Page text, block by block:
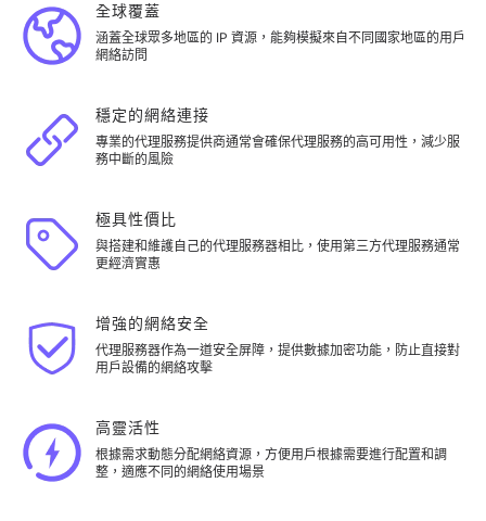
全球覆蓋
涵蓋全球眾多地區的 IP 資源，能夠模擬來自不同國家地區的用戶
網絡訪問
穩定的網絡連接
專業的代理服務提供商通常會確保代理服務的高可用性，減少服
務中斷的風險
極具性價比
與搭建和維護自己的代理服務器相比，使用第三方代理服務通常
更經濟實惠
增強的網絡安全
代理服務器作為一道安全屏障，提供數據加密功能，防止直接對
用戶設備的網絡攻擊
高靈活性
根據需求動態分配網絡資源，方便用戶根據需要進行配置和調
整，適應不同的網絡使用場景